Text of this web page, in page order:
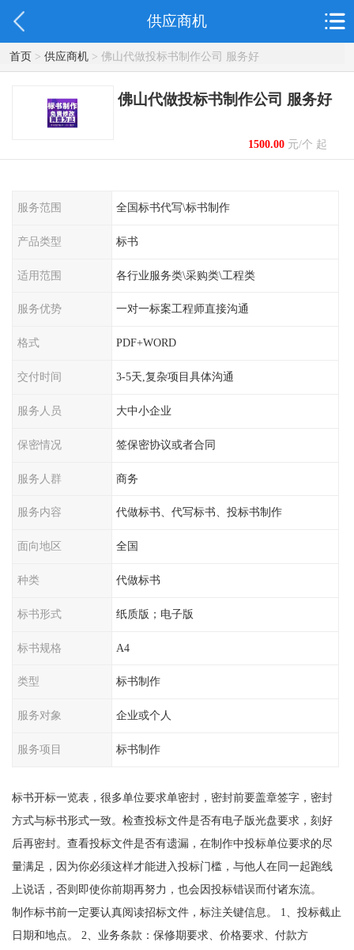
供应商机
首页> 供应商机> 佛山代做投标书制作公司 服务好
佛山代做投标书制作公司 服务好
1500.00元/个 起
服务范围 全国标书代写\标书制作
产品类型 标书
适用范围 各行业服务类\采购类\工程类
服务优势 一对一标案工程师直接沟通
格式 PDF+WORD
交付时间 3-5天,复杂项目具体沟通
服务人员 大中小企业
保密情况 签保密协议或者合同
服务人群 商务
服务内容 代做标书、代写标书、投标书制作
面向地区 全国
种类 代做标书
标书形式 纸质版；电子版
标书规格 A4
类型 标书制作
服务对象 企业或个人
服务项目 标书制作
标书开标一览表，很多单位要求单密封，密封前要盖章签字，密封
方式与标书形式一致。检查投标文件是否有电子版光盘要求，刻好
后再密封。查看投标文件是否有遗漏，在制作中投标单位要求的尽
量满足，因为你必须这样才能进入投标门槛，与他人在同一起跑线
上说话，否则即使你前期再努力，也会因投标错误而付诸东流。
制作标书前一定要认真阅读招标文件，标注关键信息。 1、投标截止
日期和地点。 2、业务条款：保修期要求、价格要求、付款方